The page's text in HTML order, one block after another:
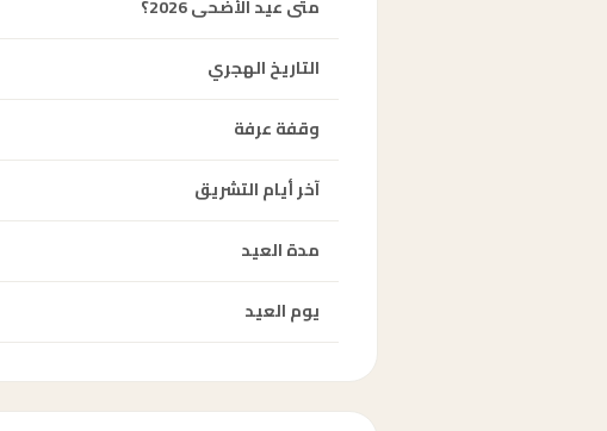
متى عيد الأضحى 2026؟
التاريخ الهجري
وقفة عرفة
آخر أيام التشريق
مدة العيد
يوم العيد